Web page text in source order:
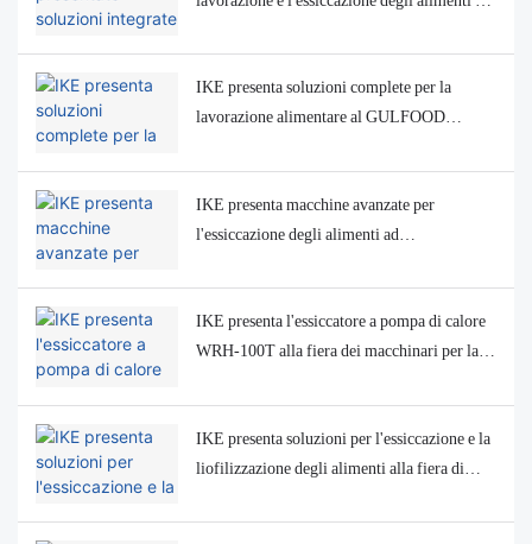
IKE presenta soluzioni complete per la
lavorazione alimentare al GULFOOD
IKE presenta macchine avanzate per
l'essiccazione degli alimenti ad
IKE presenta l'essiccatore a pompa di calore
WRH-100T alla fiera dei macchinari per la
IKE presenta soluzioni per l'essiccazione e la
liofilizzazione degli alimenti alla fiera di
lavorazione alimentare